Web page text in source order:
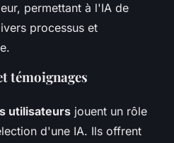
permettant à l'IA de
processus et
témoignages
utilisateurs jouent un rôle
d'une IA. Ils offrent